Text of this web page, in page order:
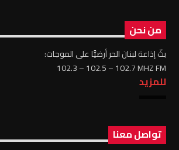
من نحن
بثّ إذاعة لبنان الحر أرضيًّا على الموجات:
102.3 – 102.5 – 102.7 MHZ FM
للمزيد
تواصل معنا